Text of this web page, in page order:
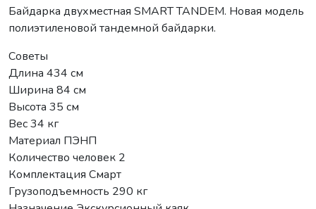
Байдарка двухместная SMART TANDEM. Новая модель
полиэтиленовой тандемной байдарки.
Советы
Длина 434 см
Ширина 84 см
Высота 35 см
Вес 34 кг
Материал ПЭНП
Количество человек 2
Комплектация Смарт
Грузоподъемность 290 кг